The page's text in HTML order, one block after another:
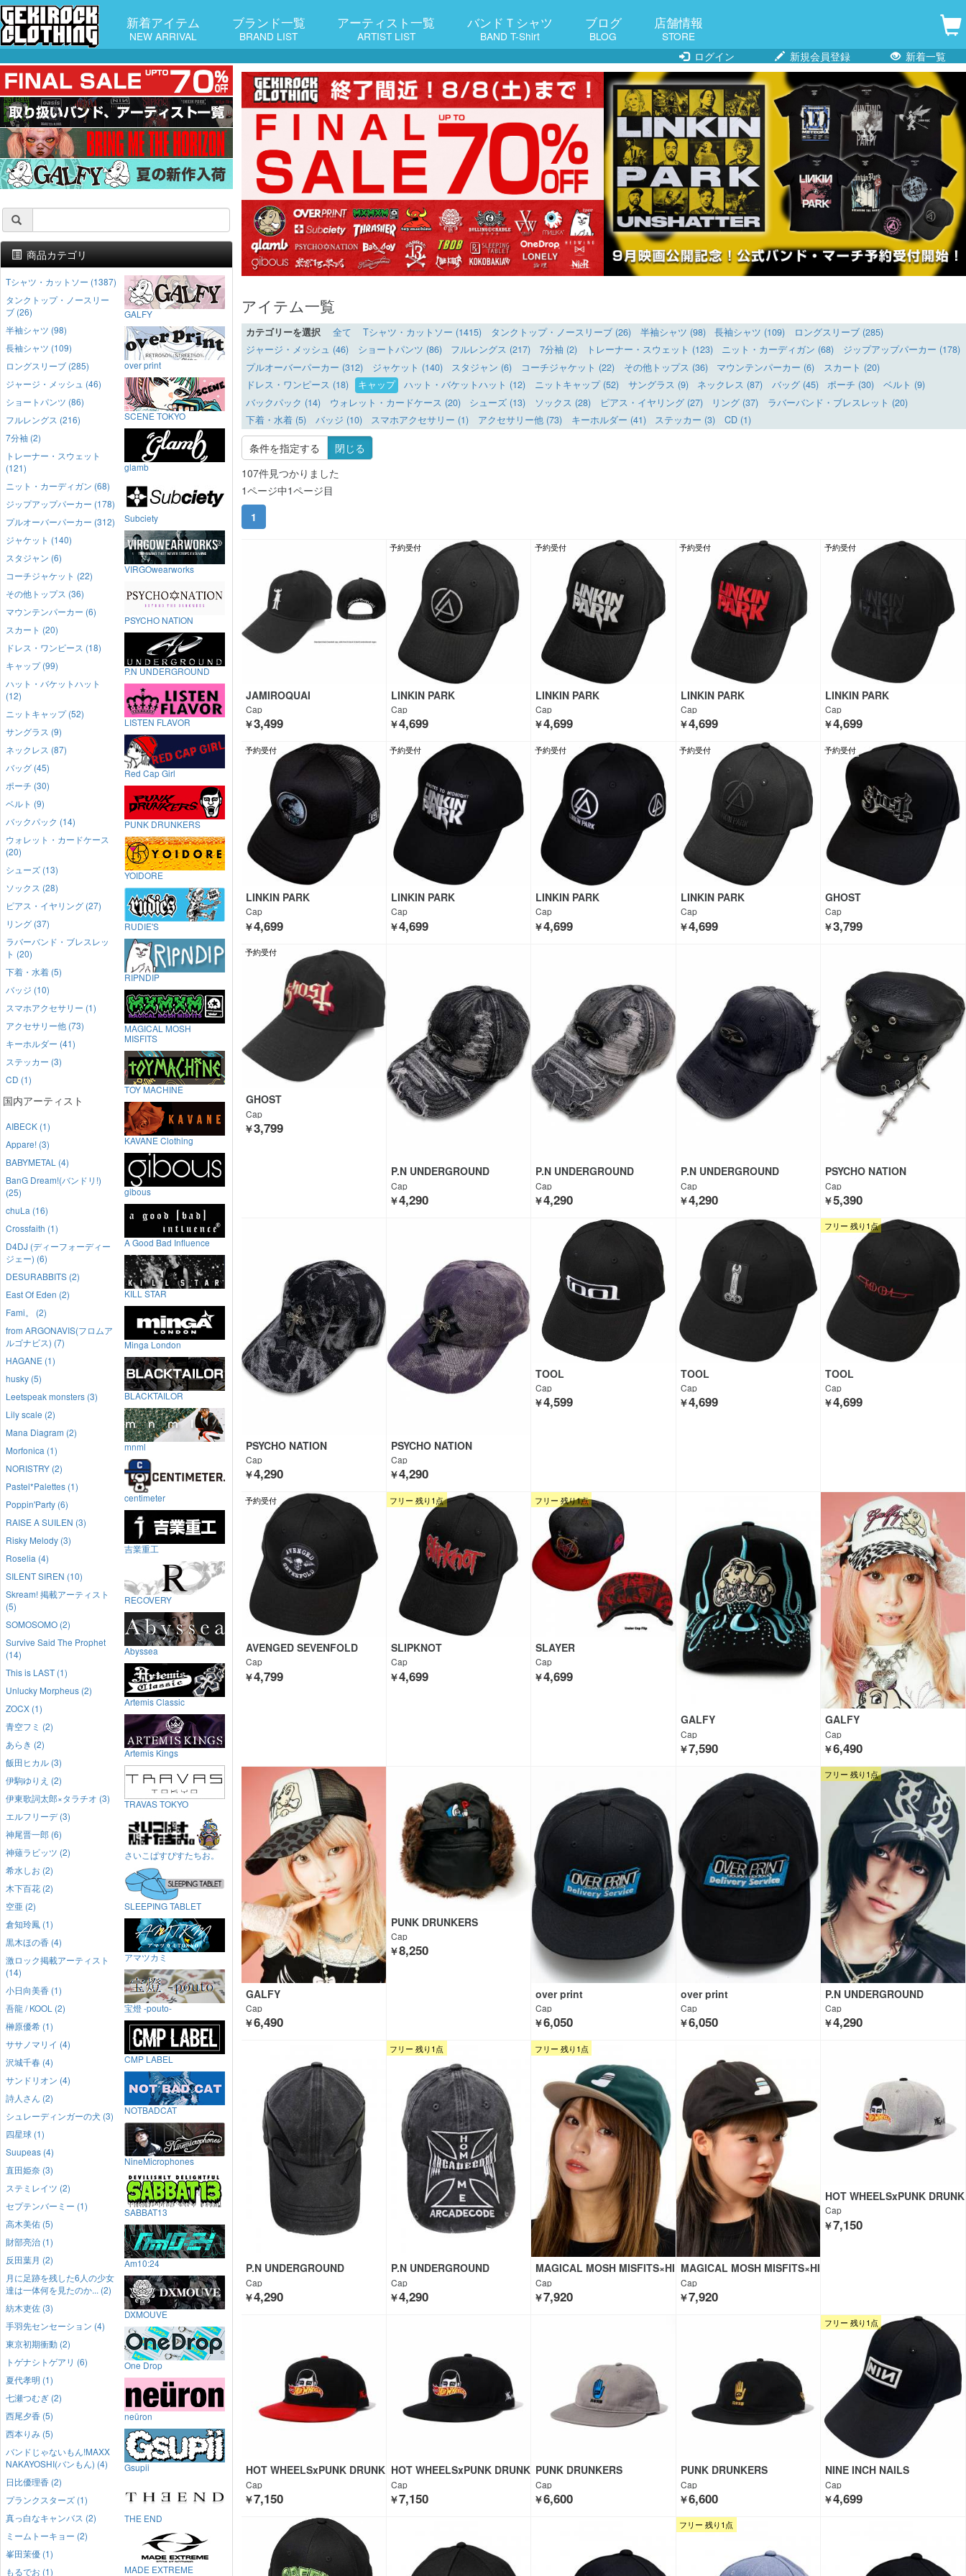
新着アイテム
NEW ARRIVAL
ブランド一覧
BRAND LIST
アーティスト一覧
ARTIST LIST
バンドＴシャツ
BAND T-Shirt
ブログ
BLOG
店舗情報
STORE
ログイン
新規会員登録 新着一覧
アイテム一覧
カテゴリーを選択 全て Tシャツ・カットソー (1415) タンクトップ・ノースリーブ (26) 半袖シャツ (98) 長袖シャツ (109)
ロングスリーブ (285)
ジャージ・メッシュ (46)
ショートパンツ (86) フルレングス (217) 7分袖 (2) トレーナー・スウェット (123) ニット・カーディガン (68)
ジップアップパーカー (178)
プルオーバーパーカー (312)
ジャケット (140) スタジャン (6) コーチジャケット (22) その他トップス (36) マウンテンパーカー (6)
スカート (20)
ドレス・ワンピース (18)
キャップ ハット・バケットハット (12) ニットキャップ (52) サングラス (9) ネックレス (87) バッグ (45) ポーチ (30)
ベルト (9)
バックパック (14)
ウォレット・カードケース (20) シューズ (13) ソックス (28) ピアス・イヤリング (27) リング (37)
ラバーバンド・ブレスレット (20)
下着・水着 (5)
バッジ (10) スマホアクセサリー (1) アクセサリー他 (73) キーホルダー (41) ステッカー (3) CD (1)
条件を指定する
閉じる
107件見つかりました
1ページ中1ページ目
1
JAMIROQUAI
Cap
￥3,499
予約受付
LINKIN PARK
Cap
￥4,699
予約受付
LINKIN PARK
Cap
￥4,699
予約受付
LINKIN PARK
Cap
￥4,699
予約受付
LINKIN PARK
Cap
￥4,699
予約受付
LINKIN PARK
Cap
￥4,699
予約受付
LINKIN PARK
Cap
￥4,699
予約受付
LINKIN PARK
Cap
￥4,699
予約受付
LINKIN PARK
Cap
￥4,699
予約受付
GHOST
Cap
￥3,799
予約受付
GHOST
Cap
￥3,799
P.N UNDERGROUND
Cap
￥4,290
P.N UNDERGROUND
Cap
￥4,290
P.N UNDERGROUND
Cap
￥4,290
PSYCHO NATION
Cap
￥5,390
PSYCHO NATION
Cap
￥4,290
PSYCHO NATION
Cap
￥4,290
TOOL
Cap
￥4,599
TOOL
Cap
￥4,699
フリー 残り1点
TOOL
Cap
￥4,699
予約受付
AVENGED SEVENFOLD
Cap
￥4,799
フリー 残り1点
SLIPKNOT
Cap
￥4,699
フリー 残り1点
SLAYER
Cap
￥4,699
GALFY
Cap
￥7,590
GALFY
Cap
￥6,490
GALFY
Cap
￥6,490
PUNK DRUNKERS
Cap
￥8,250
over print
Cap
￥6,050
over print
Cap
￥6,050
フリー 残り1点
P.N UNDERGROUND
Cap
￥4,290
P.N UNDERGROUND
Cap
￥4,290
フリー 残り1点
P.N UNDERGROUND
Cap
￥4,290
フリー 残り1点
MAGICAL MOSH MISFITS×HI
GHSOX
Cap
￥7,920
MAGICAL MOSH MISFITS×HI
GHSOX
Cap
￥7,920
HOT WHEELSxPUNK DRUNK
ERS
Cap
￥7,150
HOT WHEELSxPUNK DRUNK
ERS
Cap
￥7,150
HOT WHEELSxPUNK DRUNK
ERS
Cap
￥7,150
PUNK DRUNKERS
Cap
￥6,600
PUNK DRUNKERS
Cap
￥6,600
フリー 残り1点
NINE INCH NAILS
Cap
￥4,699
フリー 残り1点
商品カテゴリ
Tシャツ・カットソー (1387)
タンクトップ・ノースリー
ブ (26)
半袖シャツ (98)
長袖シャツ (109)
ロングスリーブ (285)
ジャージ・メッシュ (46)
ショートパンツ (86)
フルレングス (216)
7分袖 (2)
トレーナー・スウェット
(121)
ニット・カーディガン (68)
ジップアップパーカー (178)
プルオーバーパーカー (312)
ジャケット (140)
スタジャン (6)
コーチジャケット (22)
その他トップス (36)
マウンテンパーカー (6)
スカート (20)
ドレス・ワンピース (18)
キャップ (99)
ハット・バケットハット
(12)
ニットキャップ (52)
サングラス (9)
ネックレス (87)
バッグ (45)
ポーチ (30)
ベルト (9)
バックパック (14)
ウォレット・カードケース
(20)
シューズ (13)
ソックス (28)
ピアス・イヤリング (27)
リング (37)
ラバーバンド・ブレスレッ
ト (20)
下着・水着 (5)
バッジ (10)
スマホアクセサリー (1)
アクセサリー他 (73)
キーホルダー (41)
ステッカー (3)
CD (1)
国内アーティスト
AIBECK (1)
Appare! (3)
BABYMETAL (4)
BanG Dream!(バンドリ!)
(25)
chuLa (16)
Crossfaith (1)
D4DJ (ディーフォーディー
ジェー) (6)
DESURABBITS (2)
East Of Eden (2)
Fami。 (2)
from ARGONAVIS(フロムア
ルゴナビス) (7)
HAGANE (1)
husky (5)
Leetspeak monsters (3)
Lily scale (2)
Mana Diagram (2)
Morfonica (1)
NORISTRY (2)
Pastel*Palettes (1)
Poppin'Party (6)
RAISE A SUILEN (3)
Risky Melody (3)
Roselia (4)
SILENT SIREN (10)
Skream! 掲載アーティスト
(5)
SOMOSOMO (2)
Survive Said The Prophet
(14)
This is LAST (1)
Unlucky Morpheus (2)
ZOCX (1)
青空フミ (2)
あらき (2)
飯田ヒカル (3)
伊駒ゆりえ (2)
伊東歌詞太郎×タラチオ (3)
エルフリーデ (3)
神尾晋一郎 (6)
神薙ラビッツ (2)
希水しお (2)
木下百花 (2)
空亜 (2)
倉知玲鳳 (1)
黒木ほの香 (4)
激ロック掲載アーティスト
(14)
小日向美香 (1)
吾龍 / KOOL (2)
榊原優希 (1)
ササノマリイ (4)
沢城千春 (4)
サンドリオン (4)
詩人さん (2)
シュレーディンガーの犬 (3)
四星球 (1)
Suupeas (4)
直田姫奈 (3)
ステミレイツ (2)
セプテンバーミー (1)
高木美佑 (5)
財部亮治 (1)
反田葉月 (2)
月に足跡を残した6人の少女
達は一体何を見たのか... (2)
紡木吏佐 (3)
手羽先センセーション (4)
東京初期衝動 (2)
トゲナシトゲアリ (6)
夏代孝明 (1)
七瀬つむぎ (2)
西尾夕香 (5)
西本りみ (5)
バンドじゃないもん!MAXX
NAKAYOSHI(バンもん) (4)
日比優理香 (2)
プランクスターズ (1)
真っ白なキャンバス (2)
ミームトーキョー (2)
峯田茉優 (1)
もるでお (1)
GALFY
over print
SCENE TOKYO
glamb
Subciety
VIRGOwearworks
PSYCHO NATION
P.N UNDERGROUND
LISTEN FLAVOR
Red Cap Girl
PUNK DRUNKERS
YOIDORE
RUDIE'S
RIPNDIP
MAGICAL MOSH
MISFITS
TOY MACHINE
KAVANE Clothing
gibous
A Good Bad Influence
KILL STAR
Minga London
BLACKTAILOR
mnml
centimeter
吉業重工
RECOVERY
Abyssea
Artemis Classic
Artemis Kings
TRAVAS TOKYO
さいこぱすぴすたちお。
SLEEPING TABLET
アマツカミ
宝燈 -pouto-
CMP LABEL
NOTBADCAT
NineMicrophones
SABBAT13
Am10:24
DXMOUVE
One Drop
neüron
Gsupii
THE END
MADE EXTREME